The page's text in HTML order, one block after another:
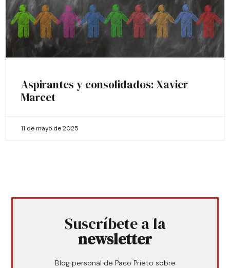
Aspirantes y consolidados: Xavier
Marcet
11 de mayo de 2025
Suscríbete a la
newsletter
Blog personal de Paco Prieto sobre